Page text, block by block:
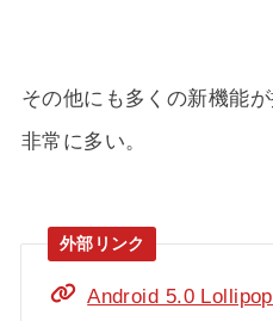
その他にも多くの新機能
非常に多い。
Android 5.0